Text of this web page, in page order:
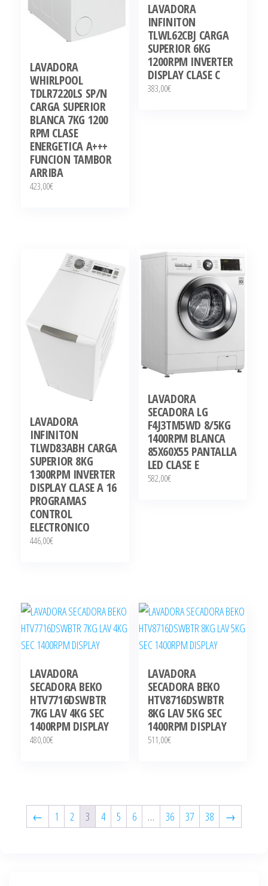
LAVADORA
WHIRLPOOL
TDLR7220LS SP/N
CARGA SUPERIOR
BLANCA 7KG 1200
RPM CLASE
ENERGETICA A+++
FUNCION TAMBOR
ARRIBA
423,00€
LAVADORA
INFINITON
TLWL62CBJ CARGA
SUPERIOR 6KG
1200RPM INVERTER
DISPLAY CLASE C
383,00€
LAVADORA
INFINITON
TLWD83ABH CARGA
SUPERIOR 8KG
1300RPM INVERTER
DISPLAY CLASE A 16
PROGRAMAS
CONTROL
ELECTRONICO
446,00€
LAVADORA
SECADORA LG
F4J3TM5WD 8/5KG
1400RPM BLANCA
85X60X55 PANTALLA
LED CLASE E
582,00€
LAVADORA
SECADORA BEKO
HTV7716DSWBTR
7KG LAV 4KG SEC
1400RPM DISPLAY
480,00€
LAVADORA
SECADORA BEKO
HTV8716DSWBTR
8KG LAV 5KG SEC
1400RPM DISPLAY
511,00€
← 1 2 3 4 5 6 … 36 37 38 →